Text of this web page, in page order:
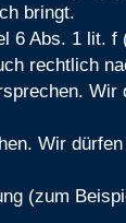
bringt.
6 Abs. 1 lit. f
rechtlich
Wir
(zum